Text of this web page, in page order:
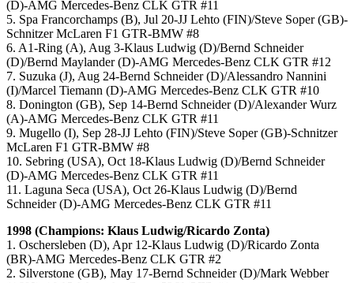
(D)-AMG Mercedes-Benz CLK GTR #11
5. Spa Francorchamps (B), Jul 20-JJ Lehto (FIN)/Steve Soper (GB)-
Schnitzer McLaren F1 GTR-BMW #8
6. A1-Ring (A), Aug 3-Klaus Ludwig (D)/Bernd Schneider
(D)/Bernd Maylander (D)-AMG Mercedes-Benz CLK GTR #12
7. Suzuka (J), Aug 24-Bernd Schneider (D)/Alessandro Nannini
(I)/Marcel Tiemann (D)-AMG Mercedes-Benz CLK GTR #10
8. Donington (GB), Sep 14-Bernd Schneider (D)/Alexander Wurz
(A)-AMG Mercedes-Benz CLK GTR #11
9. Mugello (I), Sep 28-JJ Lehto (FIN)/Steve Soper (GB)-Schnitzer
McLaren F1 GTR-BMW #8
10. Sebring (USA), Oct 18-Klaus Ludwig (D)/Bernd Schneider
(D)-AMG Mercedes-Benz CLK GTR #11
11. Laguna Seca (USA), Oct 26-Klaus Ludwig (D)/Bernd
Schneider (D)-AMG Mercedes-Benz CLK GTR #11
1998 (Champions: Klaus Ludwig/Ricardo Zonta)
1. Oschersleben (D), Apr 12-Klaus Ludwig (D)/Ricardo Zonta
(BR)-AMG Mercedes-Benz CLK GTR #2
2. Silverstone (GB), May 17-Bernd Schneider (D)/Mark Webber